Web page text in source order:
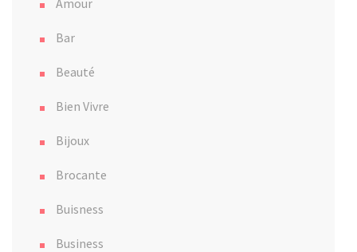
Bar
Beauté
Bien Vivre
Bijoux
Brocante
Buisness
Business